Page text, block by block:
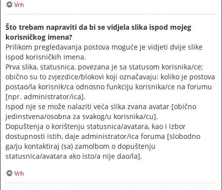
Vrh
Što trebam napraviti da bi se vidjela slika ispod mojeg
korisničkog imena?
Prilikom pregledavanja postova moguće je vidjeti dvije slike
ispod korisničkih imena.
Prva slika, statusnica, povezana je sa statusom korisnika/ce;
obično su to zvjezdice/blokovi koji označavaju: koliko je postova
postao/la korisnik/ca odnosno funkciju korisnika/ce na forumu
[npr. administrator/ica].
Ispod nje se može nalaziti veća slika zvana avatar [obično
jedinstvena/osobna za svakog/u korisnika/cu].
Dopuštenja o korištenju statusnica/avatara, kao i izbor
dostupnosti istih, daje administrator/ica foruma [slobodno
ga/ju kontaktiraj (sa) zamolbom o dopuštenju
statusnica/avatara ako isto/a nije dao/la].
Vrh